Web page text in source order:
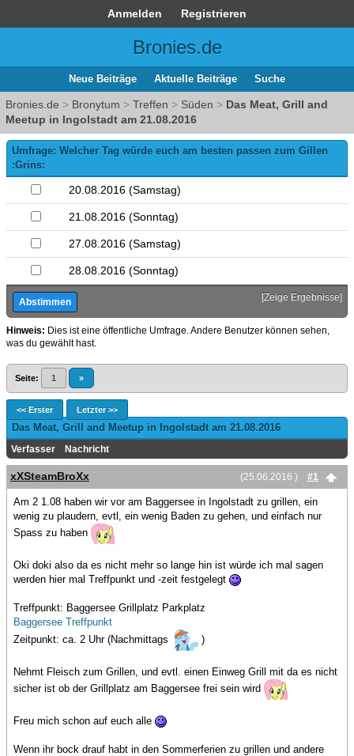
Anmelden Registrieren
Bronies.de
Neue Beiträge Aktuelle Beiträge Suche
Bronies.de > Bronytum > Treffen > Süden > Das Meat, Grill and
Meetup in Ingolstadt am 21.08.2016
Umfrage: Welcher Tag würde euch am besten passen zum Gillen
:Grins:
20.08.2016 (Samstag)
21.08.2016 (Sonntag)
27.08.2016 (Samstag)
28.08.2016 (Sonntag)
[Zeige Ergebnisse]
Hinweis: Dies ist eine öffentliche Umfrage. Andere Benutzer können sehen,
was du gewählt hast.
Seite: 1 »
<< Erster Letzter >>
Das Meat, Grill and Meetup in Ingolstadt am 21.08.2016
Verfasser Nachricht
(25.06.2016 ) #1
xXSteamBroXx
Am 2 1.08 haben wir vor am Baggersee in Ingolstadt zu grillen, ein
wenig zu plaudern, evtl, ein wenig Baden zu gehen, und einfach nur
Spass zu haben
Oki doki also da es nicht mehr so lange hin ist würde ich mal sagen
werden hier mal Treffpunkt und -zeit festgelegt
Treffpunkt: Baggersee Grillplatz Parkplatz
Baggersee Treffpunkt
Zeitpunkt: ca. 2 Uhr (Nachmittags
)
Nehmt Fleisch zum Grillen, und evtl. einen Einweg Grill mit da es nicht
sicher ist ob der Grillplatz am Baggersee frei sein wird
Freu mich schon auf euch alle
Wenn ihr bock drauf habt in den Sommerferien zu grillen und andere